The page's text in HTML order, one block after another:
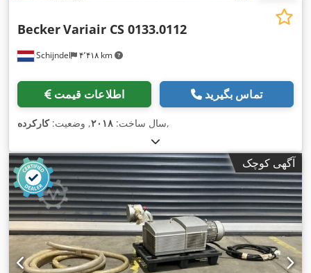
Schijndel ۴٬۴۱۸ km
BeckerVariair CS 0133.0112
اطلاعات قیمت تماس بگیرید
سال ساخت: ۲۰۱۸, وضعیت:کارکرده ,
آگهی کوچک